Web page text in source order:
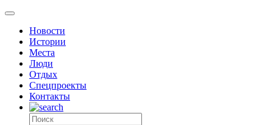
Новости
Истории
Места
Люди
Отдых
Спецпроекты
Контакты